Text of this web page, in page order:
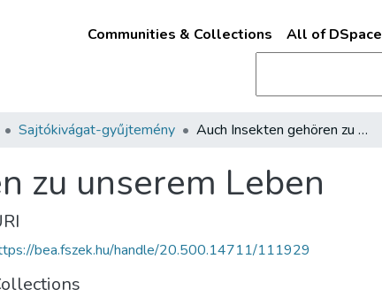
Communities & Collections All of DSpace
Sajtókivágat-gyűjtemény Auch Insekten gehören zu unserem Leben
zu unserem Leben
bea.fszek.hu/handle/20.500.14711/111929